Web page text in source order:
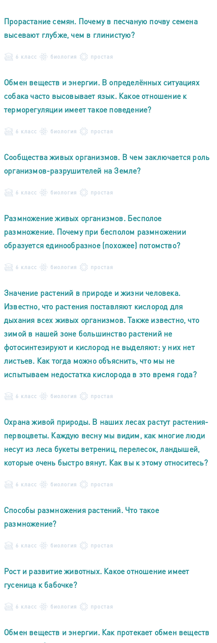
Прорастание семян. Почему в песчаную почву семена
высевают глубже, чем в глинистую?
6 класс биология простая
Обмен веществ и энергии. В определённых ситуациях
собака часто высовывает язык. Какое отношение к
терморегуляции имеет такое поведение?
6 класс биология простая
Сообщества живых организмов. В чем заключается роль
организмов-разрушителей на Земле?
6 класс биология простая
Размножение живых организмов. Бесполое
размножение. Почему при бесполом размножении
образуется единообразное (похожее) потомство?
6 класс биология простая
Значение растений в природе и жизни человека.
Известно, что растения поставляют кислород для
дыхания всех живых организмов. Также известно, что
зимой в нашей зоне большинство растений не
фотосинтезируют и кислород не выделяют: у них нет
листьев. Как тогда можно объяснить, что мы не
испытываем недостатка кислорода в это время года?
6 класс биология простая
Охрана живой природы. В наших лесах растут растения-
первоцветы. Каждую весну мы видим, как многие люди
несут из леса букеты ветрениц, перелесок, ландышей,
которые очень быстро вянут. Как вы к этому относитесь?
6 класс биология простая
Способы размножения растений. Что такое
размножение?
6 класс биология простая
Рост и развитие животных. Какое отношение имеет
гусеница к бабочке?
6 класс биология простая
Обмен веществ и энергии. Как протекает обмен веществ